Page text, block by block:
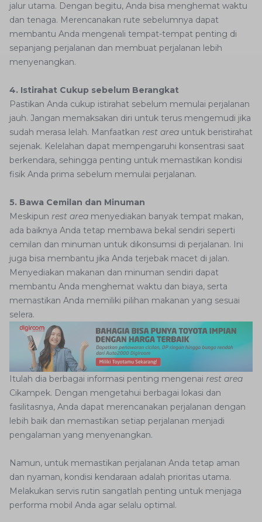
jalur utama. Dengan begitu, Anda bisa menghemat waktu
dan tenaga. Merencanakan rute sebelumnya dapat
membantu Anda mengenali tempat-tempat penting di
sepanjang perjalanan dan membuat perjalanan lebih
menyenangkan.
4. Istirahat Cukup sebelum Berangkat
Pastikan Anda cukup istirahat sebelum memulai perjalanan
jauh. Jangan memaksakan diri untuk terus mengemudi jika
sudah merasa lelah. Manfaatkan rest area untuk beristirahat
sejenak. Kelelahan dapat mempengaruhi konsentrasi saat
berkendara, sehingga penting untuk memastikan kondisi
fisik Anda prima sebelum memulai perjalanan.
5. Bawa Cemilan dan Minuman
Meskipun rest area menyediakan banyak tempat makan,
ada baiknya Anda tetap membawa bekal sendiri seperti
cemilan dan minuman untuk dikonsumsi di perjalanan. Ini
juga bisa membantu jika Anda terjebak macet di jalan.
Menyediakan makanan dan minuman sendiri dapat
membantu Anda menghemat waktu dan biaya, serta
memastikan Anda memiliki pilihan makanan yang sesuai
selera.
Itulah dia berbagai informasi penting mengenai rest area
Cikampek. Dengan mengetahui berbagai lokasi dan
fasilitasnya, Anda dapat merencanakan perjalanan dengan
lebih baik dan memastikan setiap perjalanan menjadi
pengalaman yang menyenangkan.
Namun, untuk memastikan perjalanan Anda tetap aman
dan nyaman, kondisi kendaraan adalah prioritas utama.
Melakukan servis rutin sangatlah penting untuk menjaga
performa mobil Anda agar selalu optimal.